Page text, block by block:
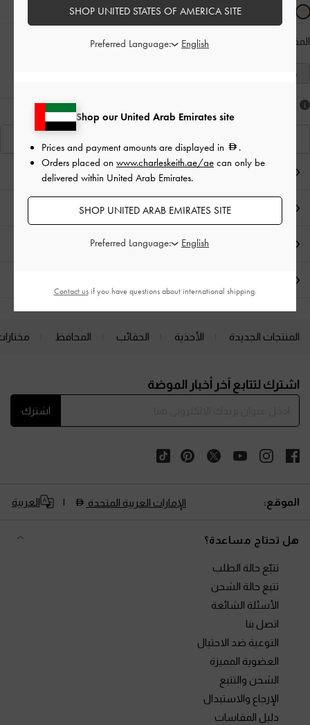
المقاس: دليل المقاسات
35
ملاحظات المحرر
تفاصيل المنتج وتعليمات العناية
العروض الحصرية
المنتجات الجديدة الأحذية الحقائب المحافظ
اشترك لتتابع آخر أخبار الموضة
اشترك
الموقع: الإمارات العربية المتحدة العربية
هل تحتاج مساعدة؟
تتبّع حالة الطلب
تتبع حالة الشحن
الأسئلة الشائعة
اتصل بنا
التوعية ضد الاحتيال
العضوية المميزة
الشحن والتتبع
الإرجاع والاستبدال
دليل المقاسات
Shop our United Arab Emirates site
Prices and payment amounts are displayed in
.
Orders placed on www.charleskeith.ae/ae can only be
delivered within United Arab Emirates.
SHOP UNITED ARAB EMIRATES SITE
Preferred Language:
SHOP UNITED STATES OF AMERICA SITE
Preferred Language:
Contact usif you have questions about international shipping.